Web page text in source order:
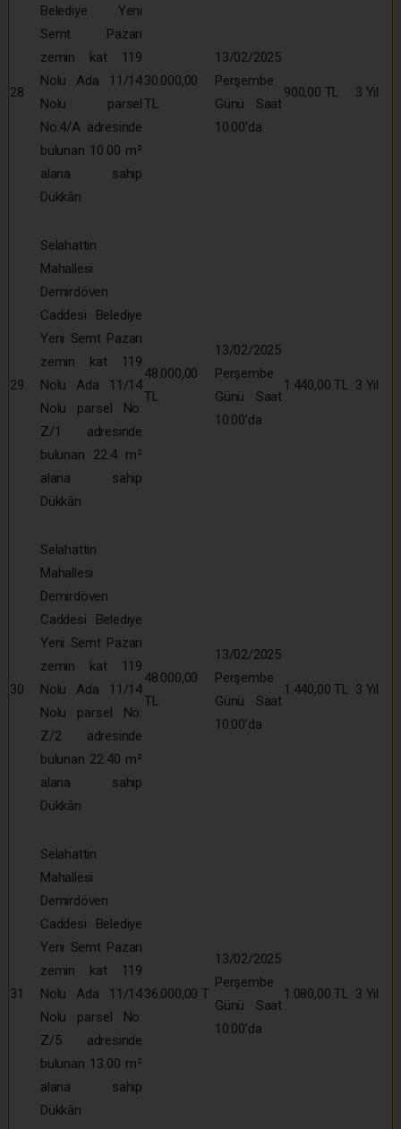
28
Belediye Yeni
Semt Pazarı
zemin kat 119
Nolu Ada 11/14
Nolu parsel
No:4/A adresinde
bulunan 10.00 m²
alana sahip
Dükkân
30.000,00
TL
13/02/2025
Perşembe
Günü Saat
10:00’da
900,00 TL 3 Yıl
29
Selahattin
Mahallesi
Demirdöven
Caddesi Belediye
Yeni Semt Pazarı
zemin kat 119
Nolu Ada 11/14
Nolu parsel No:
Z/1 adresinde
bulunan 22.4 m²
alana sahip
Dükkân
48.000,00
TL
13/02/2025
Perşembe
Günü Saat
10:00’da
1.440,00 TL 3 Yıl
30
Selahattin
Mahallesi
Demirdöven
Caddesi Belediye
Yeni Semt Pazarı
zemin kat 119
Nolu Ada 11/14
Nolu parsel No:
Z/2 adresinde
bulunan 22.40 m²
alana sahip
Dükkân
48.000,00
TL
13/02/2025
Perşembe
Günü Saat
10:00’da
1.440,00 TL 3 Yıl
31
Selahattin
Mahallesi
Demirdöven
Caddesi Belediye
Yeni Semt Pazarı
zemin kat 119
Nolu Ada 11/14
Nolu parsel No:
Z/5 adresinde
bulunan 13.00 m²
alana sahip
Dükkân
36.000,00 T
13/02/2025
Perşembe
Günü Saat
10:00’da
1.080,00 TL 3 Yıl